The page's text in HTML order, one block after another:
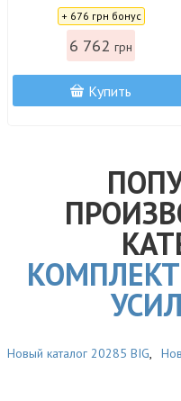
+ 676 грн бонус
6 762 грн
Купить
Новый каталог 20285 BIG,